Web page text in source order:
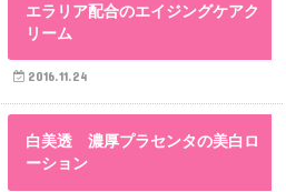
エラリア配合のエイジングケアク
リーム
2016.11.24
白美透 濃厚プラセンタの美白ロ
ーション